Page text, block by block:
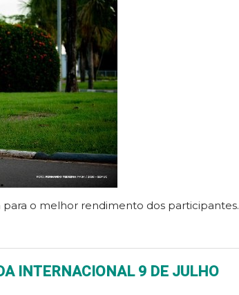
o melhor rendimento dos participantes.
INTERNACIONAL 9 DE JULHO